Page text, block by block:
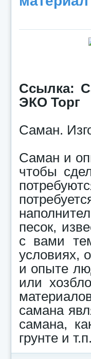
Ссылка:
ЭКО Торг
Саман.
Саман и
чтобы
песок,
с вами
условиях,
и опыте
или
самана
самана,
грунте и